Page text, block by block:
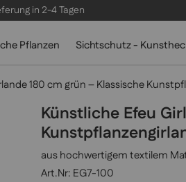
in 2-4 Tagen
Pflanzen Sichtschutz -
180 cm grün – Klassische
Künstliche Efeu
aus hochwertigem textilem
EG7-100